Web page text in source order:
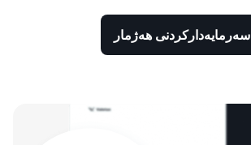
سەرمایەدارکردنی هەژمار